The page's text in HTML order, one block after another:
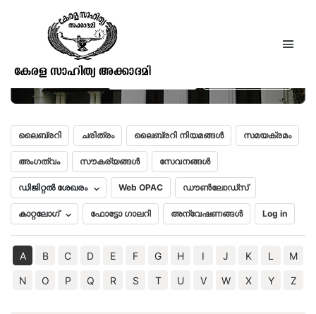
കല്ല്യാണസൌഗന്ധികം
(ശീതങ്കന്‍തുള്ളല്‍)
മലയാളം
ലൈബ്രറി ചരിത്രം ലൈബ്രറി നിയമങ്ങൾ സമയക്രമം
അംഗത്വം സൗകര്യങ്ങൾ സേവനങ്ങൾ
ഡിജിറ്റൽ ശേഖരം Web OPAC ഡൗൺലോഡ്സ്
കാറ്റലോഗ് ഫോട്ടോ ഗാലറി അന്വേഷണങ്ങൾ Log in
A B C D E F G H I J K L M
N O P Q R S T U V W X Y Z